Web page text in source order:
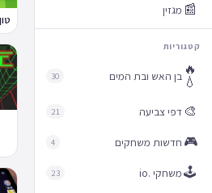
📰 מגזין
קטגוריות
🔥
💧 בן האש ובת המים 30
🎨 דפי צביעה 21
🎮 חדשות משחקים 4
🕹️משחקי .io 23